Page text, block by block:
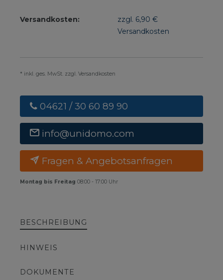
Versandkosten:
zzgl. 6,90 €
Versandkosten
* inkl. ges. MwSt. zzgl. Versandkosten
04621 / 30 60 89 90
info@unidomo.com
Fragen & Angebotsanfragen
Montag bis Freitag 08:00 - 17:00 Uhr
BESCHREIBUNG
HINWEIS
DOKUMENTE